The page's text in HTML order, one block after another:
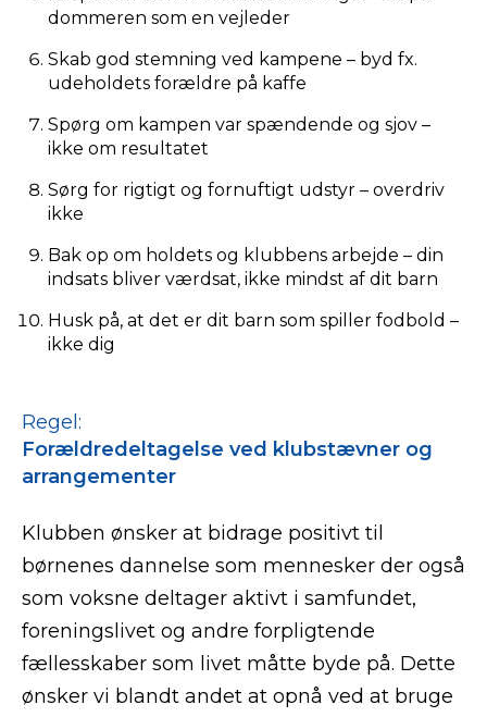
dommeren som en vejleder
Skab god stemning ved kampene – byd fx.
udeholdets forældre på kaffe
Spørg om kampen var spændende og sjov –
ikke om resultatet
Sørg for rigtigt og fornuftigt udstyr – overdriv
ikke
Bak op om holdets og klubbens arbejde – din
indsats bliver værdsat, ikke mindst af dit barn
Husk på, at det er dit barn som spiller fodbold –
ikke dig
Regel:
Forældredeltagelse ved klubstævner og
arrangementer
Klubben ønsker at bidrage positivt til
børnenes dannelse som mennesker der også
som voksne deltager aktivt i samfundet,
foreningslivet og andre forpligtende
fællesskaber som livet måtte byde på. Dette
ønsker vi blandt andet at opnå ved at bruge